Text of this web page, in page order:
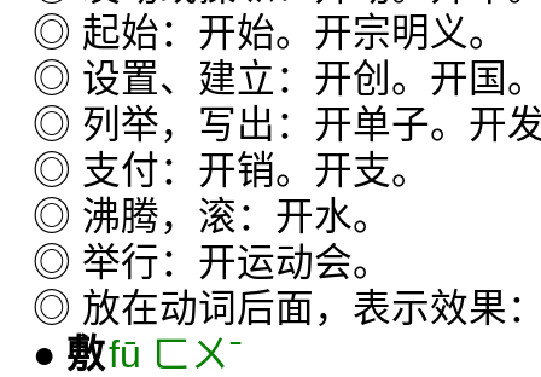
◎ 起始：开始。开宗明义。
◎ 设置、建立：开创。开国
◎ 列举，写出：开单子。开
◎ 支付：开销。开支。
◎ 沸腾，滚：开水。
◎ 举行：开运动会。
◎ 放在动词后面，表示效果
● 敷fū ㄈㄨˉ